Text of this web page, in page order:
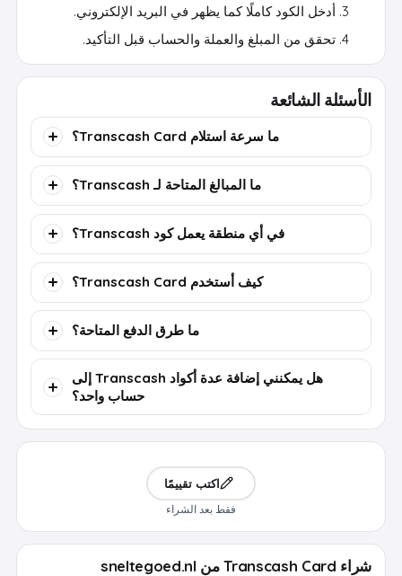
أدخل الكود كاملًا كما يظهر في البريد الإلكتروني.
تحقق من المبلغ والعملة والحساب قبل التأكيد.
الأسئلة الشائعة
ما سرعة استلام Transcash Card؟
ما المبالغ المتاحة لـ Transcash؟
في أي منطقة يعمل كود Transcash؟
كيف أستخدم Transcash Card؟
ما طرق الدفع المتاحة؟
هل يمكنني إضافة عدة أكواد Transcash إلى
حساب واحد؟
اكتب تقييمًا
فقط بعد الشراء
شراء Transcash Card من sneltegoed.nl